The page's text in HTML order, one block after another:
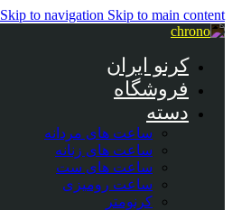
Skip to navigation Skip to main content
کرنو ایران
فروشگاه
دسته
ساعت های مردانه
ساعت های زنانه
ساعت های ست
ساعت رومیزی
کرنومتر